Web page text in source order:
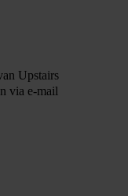
Upstairs
via e-mail